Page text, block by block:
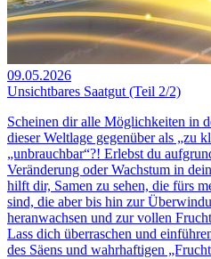
09.05.2026
Unsichtbares Saatgut (Teil 2/2)
Scheinen dir alle Möglichkeiten in
dieser Weltlage gegenüber als „zu
„unbrauchbar“?! Erlebst du
Veränderung oder Wachstum in
hilft dir, Samen zu sehen, die fürs
sind, die aber bis hin zur
heranwachsen und zur vollen
Lass dich überraschen und
des Säens und wahrhaftigen